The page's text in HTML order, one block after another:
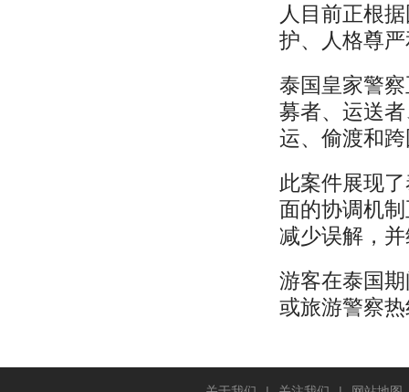
人目前正根
护、人格尊
泰国皇家警
募者、运送
运、偷渡和
此案件展现
面的协调机
减少误解，
游客在泰国
或旅游警察